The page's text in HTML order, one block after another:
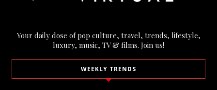
Your daily dose of pop culture, travel, trends, lifestyle,
luxury, music, TV & films. Join us!
WEEKLY TRENDS